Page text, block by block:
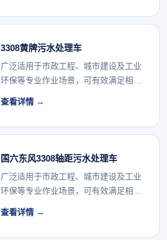
3308黄牌污水处理车
广泛适用于市政工程、城市建设及工业
环保等专业作业场景，可有效满足相关
查看详情 →
国六东风3308轴距污水处理车
广泛适用于市政工程、城市建设及工业
环保等专业作业场景，可有效满足相关
查看详情 →